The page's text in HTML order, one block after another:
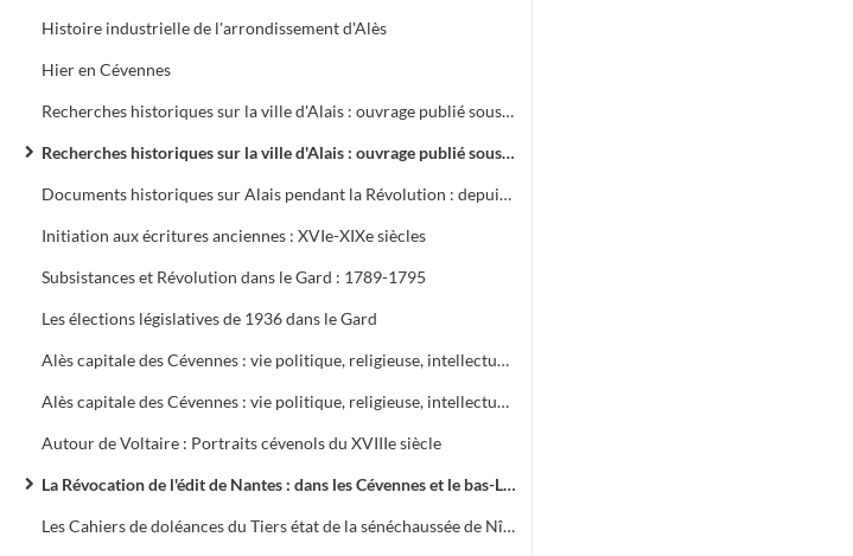
Histoire industrielle de l'arrondissement d'Alès
Hier en Cévennes
Recherches historiques sur la ville d'Alais : ouvrage publié sous les auspices de la municipalité
Recherches historiques sur la ville d'Alais : ouvrage publié sous les auspices de la municipalité
Documents historiques sur Alais pendant la Révolution : depuis la convocation des Etats-Généraux de 1789 jusqu'à la réception du décret sur les municipalités (12 janvier 1790)
Initiation aux écritures anciennes : XVIe-XIXe siècles
Subsistances et Révolution dans le Gard : 1789-1795
Les élections législatives de 1936 dans le Gard
Alès capitale des Cévennes : vie politique, religieuse, intellectuelle, économique et sociale
Alès capitale des Cévennes : vie politique, religieuse, intellectuelle, économique et sociale
Autour de Voltaire : Portraits cévenols du XVIIIe siècle
La Révocation de l'édit de Nantes : dans les Cévennes et le bas-Languedoc, 1685-1985
Les Cahiers de doléances du Tiers état de la sénéchaussée de Nîmes pour les États généraux de 1789